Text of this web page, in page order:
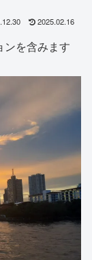
2025.02.16
ンを含みます